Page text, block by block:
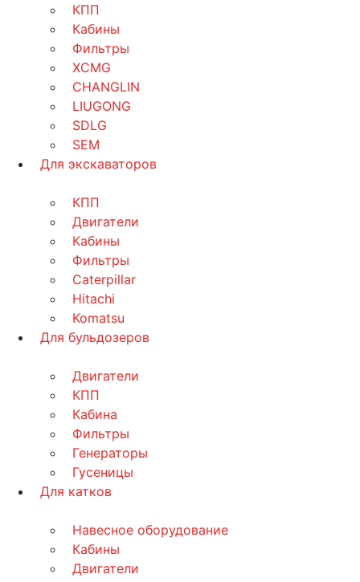
КПП
Кабины
Фильтры
XCMG
CHANGLIN
LIUGONG
SDLG
SEM
Для экскаваторов
КПП
Двигатели
Кабины
Фильтры
Caterpillar
Hitachi
Komatsu
Для бульдозеров
Двигатели
КПП
Кабина
Фильтры
Генераторы
Гусеницы
Для катков
Навесное оборудование
Кабины
Двигатели